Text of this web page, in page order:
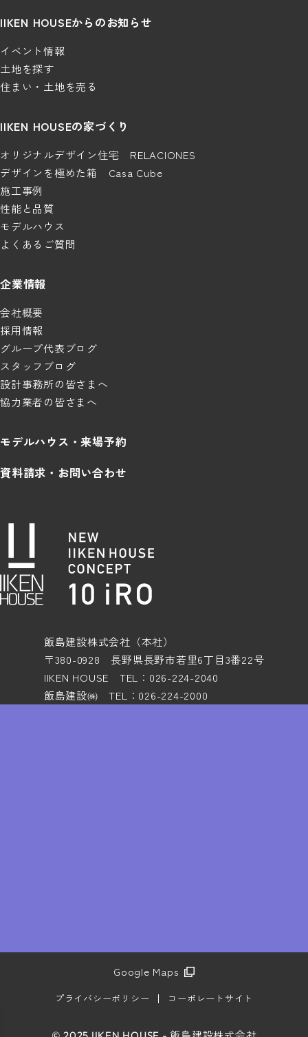
IIKEN HOUSEからのお知らせ
イベント情報
土地を探す
住まい・土地を売る
IIKEN HOUSEの家づくり
オリジナルデザイン住宅 RELACIONES
デザインを極めた箱 Casa Cube
施工事例
性能と品質
モデルハウス
よくあるご質問
企業情報
会社概要
採用情報
グループ代表ブログ
スタッフブログ
設計事務所の皆さまへ
協力業者の皆さまへ
モデルハウス・来場予約
資料請求・お問い合わせ
飯島建設株式会社（本社）
〒380-0928 長野県長野市若里6丁目3番22号
IIKEN HOUSE TEL：026-224-2040
飯島建設㈱ TEL：026-224-2000
Google Maps
プライバシーポリシー コーポレートサイト